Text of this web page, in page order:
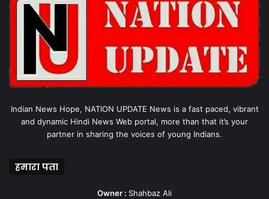
Indian News Hope, NATION UPDATE News is a fast paced, vibrant
and dynamic Hindi News Web portal, more than that it’s your
partner in sharing the voices of young Indians.
हमारा पता
Owner : Shahbaz Ali